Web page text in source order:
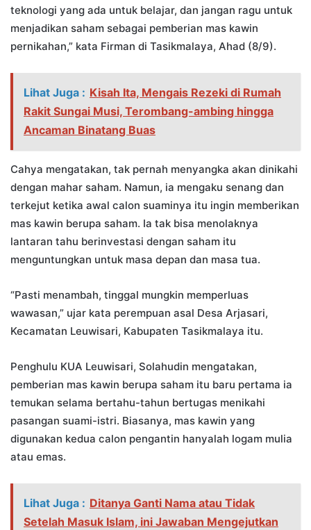
teknologi yang ada untuk belajar, dan jangan ragu untuk
menjadikan saham sebagai pemberian mas kawin
pernikahan,” kata Firman di Tasikmalaya, Ahad (8/9).
Lihat Juga : Kisah Ita, Mengais Rezeki di Rumah
Rakit Sungai Musi, Terombang-ambing hingga
Ancaman Binatang Buas
Cahya mengatakan, tak pernah menyangka akan dinikahi
dengan mahar saham. Namun, ia mengaku senang dan
terkejut ketika awal calon suaminya itu ingin memberikan
mas kawin berupa saham. Ia tak bisa menolaknya
lantaran tahu berinvestasi dengan saham itu
menguntungkan untuk masa depan dan masa tua.
“Pasti menambah, tinggal mungkin memperluas
wawasan,” ujar kata perempuan asal Desa Arjasari,
Kecamatan Leuwisari, Kabupaten Tasikmalaya itu.
Penghulu KUA Leuwisari, Solahudin mengatakan,
pemberian mas kawin berupa saham itu baru pertama ia
temukan selama bertahu-tahun bertugas menikahi
pasangan suami-istri. Biasanya, mas kawin yang
digunakan kedua calon pengantin hanyalah logam mulia
atau emas.
Lihat Juga : Ditanya Ganti Nama atau Tidak
Setelah Masuk Islam, ini Jawaban Mengejutkan